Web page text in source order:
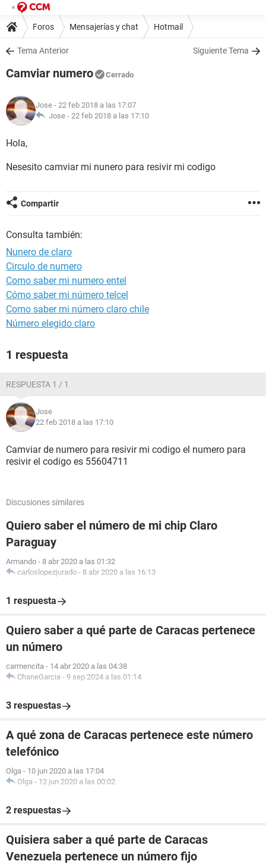
Foros Mensajerías y chat Hotmail
Tema Anterior Siguiente Tema
Camviar numero Cerrado
Jose - 22 feb 2018 a las 17:07
Jose - 22 feb 2018 a las 17:10
Hola,
Nesesito camviar mi nunero para resivir mi codigo
Compartir
Consulta también:
Nunero de claro
Circulo de numero
Como saber mi numero entel
Cómo saber mi número telcel
Como saber mi número claro chile
Número elegido claro
1 respuesta
RESPUESTA 1 / 1
Jose
22 feb 2018 a las 17:10
Camviar de numero para resivir mi codigo el numero para
resivir el codigo es 55604711
Discusiones similares
Quiero saber el número de mi chip Claro
Paraguay
Armando - 8 abr 2020 a las 01:32
carloslopezjurado - 8 abr 2020 a las 16:13
1 respuesta
Quiero saber a qué parte de Caracas pertenece
un número
carmencita - 14 abr 2020 a las 04:38
ChaneGarcia - 9 sep 2024 a las 01:14
3 respuestas
A qué zona de Caracas pertenece este número
telefónico
Olga - 10 jun 2020 a las 17:04
Olga - 12 jun 2020 a las 00:02
2 respuestas
Quisiera saber a qué parte de Caracas
Venezuela pertenece un número fijo